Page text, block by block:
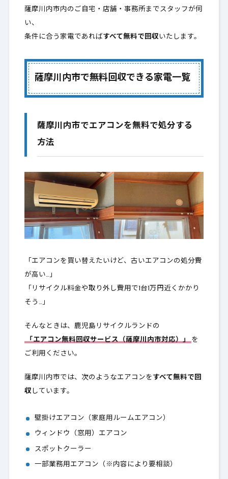
2-6.上記と一緒なら回収できるその他家電
薩摩川内市での対応エリア
4.
薩摩川内市からの家電無料回収のご依頼方
法
5.
鹿児島リサイクルランドが薩摩川内市で選
薩摩川内市のお客様からよくいただくご質
問
い方へ
薩摩川内市内のご自宅・店舗・事務所までスタッフが伺
い、
条件に合う家電であればすべて無料で回収いたします。
薩摩川内市で無料回収できる家電一覧
薩摩川内市でエアコンを無料で処分する
方法
「エアコンを買い替えたいけど、古いエアコンの処分費
が高い…」
「リサイクル料金や取り外し費用で1台1万円近くかかり
そう…」
そんなときは、鹿児島リサイクルランドの
「エアコン無料回収サービス（薩摩川内市対応）」 を
ご利用ください。
薩摩川内市では、次のようなエアコンを すべて無料で回
収しています。
壁掛けエアコン（家庭用ルームエアコン）
ウィンドウ（窓用）エアコン
スポットクーラー
一部業務用エアコン（※内容により要相談）